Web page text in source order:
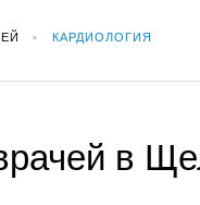
КАРДИОЛОГИЯ
в